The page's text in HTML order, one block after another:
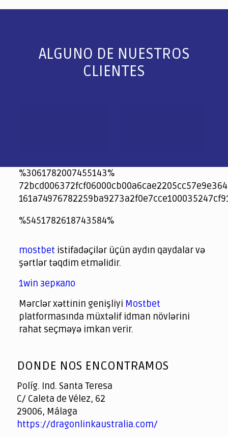
ALGUNO DE NUESTROS
CLIENTES
%3061782007455143%
jeetcity
1xbet
jeet city casino
%5451782618743584%
spintiger
Avabet
Spinrise
Crown Green
Crowngreen casino login
슈가 러쉬1000 슬롯
crazy time casino online
1xcasinozambia.com
codingworldnews.com
parimatch.kr
winorio
winorio casino
winorio
mostbet istifadəçilər üçün aydın qaydalar və
şərtlər təqdim etməlidir.
1win зеркало
Mərclər xəttinin genişliyi Mostbet
platformasında müxtəlif idman növlərini
rahat seçməyə imkan verir.
of
DONDE NOS ENCONTRAMOS
Políg. Ind. Santa Teresa
C/ Caleta de Vélez, 62
29006, Málaga
https://dragonlinkaustralia.com/